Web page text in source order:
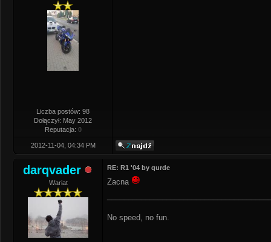
Liczba postów: 98
Dołączył: May 2012
Reputacja: 0
2012-11-04, 04:34 PM
darqvader
Wariat
RE: R1 '04 by qurde
Zacna
No speed, no fun.